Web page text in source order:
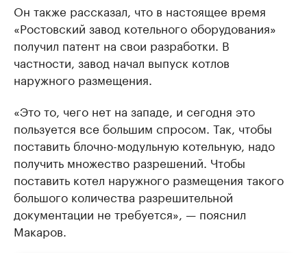
Он также рассказал, что в настоящее время
«Ростовский завод котельного оборудования»
получил патент на свои разработки. В
частности, завод начал выпуск котлов
наружного размещения.
«Это то, чего нет на западе, и сегодня это
пользуется все большим спросом. Так, чтобы
поставить блочно-модульную котельную, надо
получить множество разрешений. Чтобы
поставить котел наружного размещения такого
большого количества разрешительной
документации не требуется», — пояснил
Макаров.